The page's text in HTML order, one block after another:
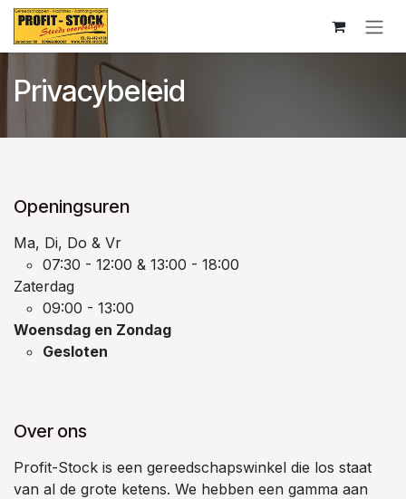
Overslaan naar inhoud
Privacybeleid
Openingsuren
Ma, Di, Do & Vr
07:30 - 12:00 & 13:00 - 18:00
Zaterdag
09:00 - 13:00
Woensdag en Zondag
Gesloten
Over ons
Profit-Stock is een gereedschapswinkel die los staat
van al de grote ketens. We hebben een gamma aan